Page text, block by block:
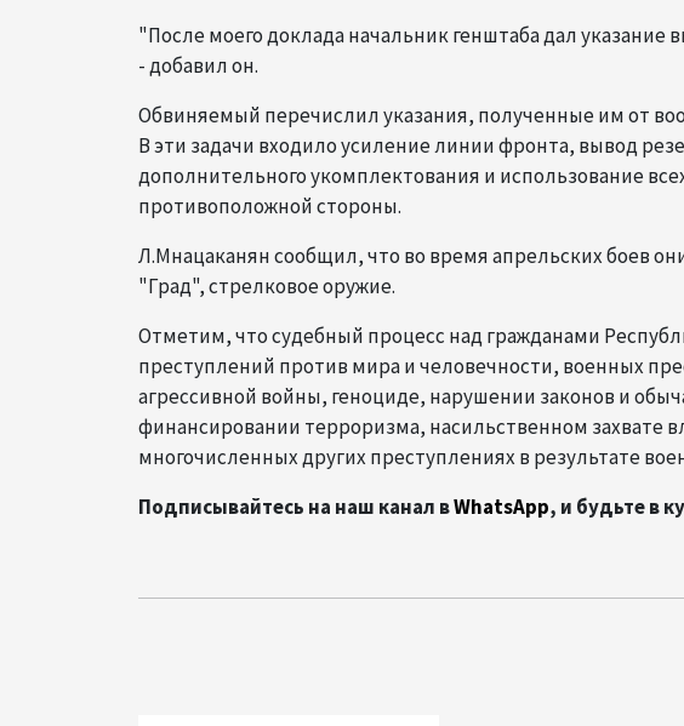
"После моего доклада начальник генштаба дал
- добавил он.
Обвиняемый перечислил указания, полученные им от
В эти задачи входило усиление линии фронта, вывод
дополнительного укомплектования и использование
противоположной стороны.
Л.Мнацаканян сообщил, что во время апрельских боев
"Град", стрелковое оружие.
Отметим, что судебный процесс над гражданами
преступлений против мира и человечности, военных
агрессивной войны, геноциде, нарушении законов и
финансировании терроризма, насильственном захвате
многочисленных других преступлениях в результате
Подписывайтесь на наш канал вWhatsApp, и будьте в